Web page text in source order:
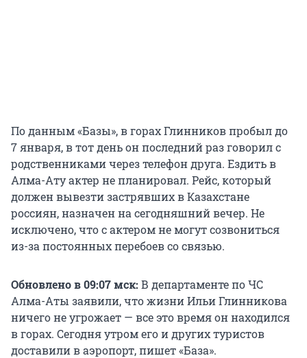
По данным «Базы», в горах Глинников пробыл до
7 января, в тот день он последний раз говорил с
родственниками через телефон друга. Ездить в
Алма-Ату актер не планировал. Рейс, который
должен вывезти застрявших в Казахстане
россиян, назначен на сегодняшний вечер. Не
исключено, что с актером не могут созвониться
из-за постоянных перебоев со связью.
Обновлено в 09:07 мск: В департаменте по ЧС
Алма-Аты заявили, что жизни Ильи Глинникова
ничего не угрожает — все это время он находился
в горах. Сегодня утром его и других туристов
доставили в аэропорт, пишет «База».